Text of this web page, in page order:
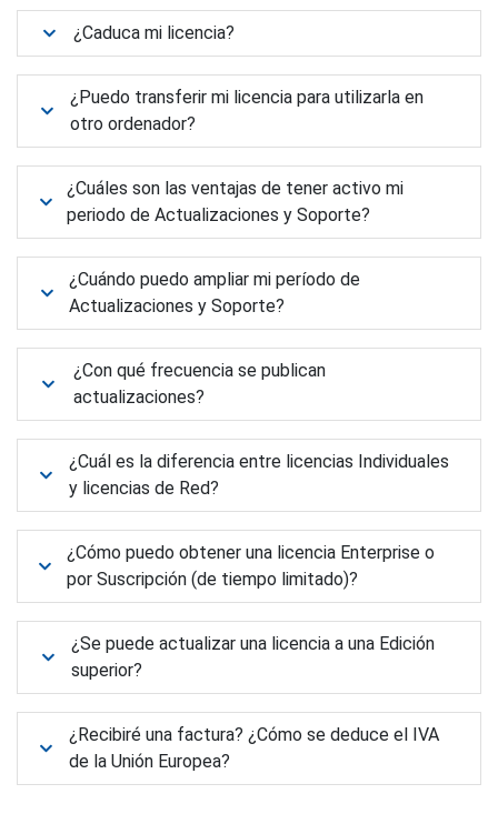
¿Caduca mi licencia?
¿Puedo transferir mi licencia para utilizarla en
otro ordenador?
¿Cuáles son las ventajas de tener activo mi
periodo de Actualizaciones y Soporte?
¿Cuándo puedo ampliar mi período de
Actualizaciones y Soporte?
¿Con qué frecuencia se publican
actualizaciones?
¿Cuál es la diferencia entre licencias Individuales
y licencias de Red?
¿Cómo puedo obtener una licencia Enterprise o
por Suscripción (de tiempo limitado)?
¿Se puede actualizar una licencia a una Edición
superior?
¿Recibiré una factura? ¿Cómo se deduce el IVA
de la Unión Europea?